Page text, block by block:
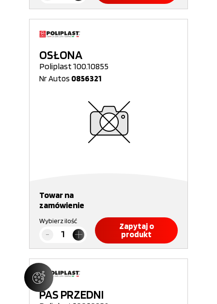
OSŁONA
Poliplast 100.10855
Nr Autos 0856321
Towar na
zamówienie
Wybierz ilość
Zapytaj o
produkt
PAS PRZEDNI